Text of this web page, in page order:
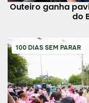
Outeiro ganha
do
100 DIAS SEM PARAR